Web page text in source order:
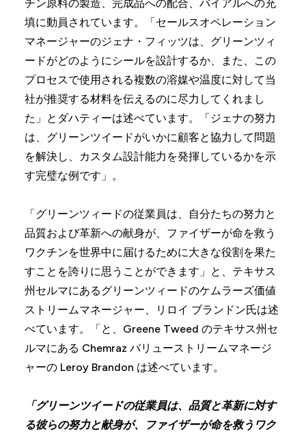
チン原料の製造、完成品への配合、バイアルへの充
填に動員されています。「セールスオペレーション
マネージャーのジェナ・フィッツは、グリーンツィ
ードがどのようにシールを設計するか、また、この
プロセスで使用される複数の溶媒や温度に対して当
社が推奨する材料を伝えるのに尽力してくれまし
た」とダハティーは述べています。「ジェナの努力
は、グリーンツイードがいかに顧客と協力して問題
を解決し、カスタム設計能力を発揮しているかを示
す完璧な例です」。
「グリーンツィードの従業員は、自分たちの努力と
品質および革新への献身が、ファイザーが命を救う
ワクチンを世界中に届けるために大きな役割を果た
すことを誇りに思うことができます」と、テキサス
州セルマにあるグリーンツィードのケムラーズ価値
ストリームマネージャー、リロイ ブランドン氏は述
べています。「と、Greene Tweed のテキサス州セ
ルマにある Chemraz バリューストリームマネージ
ャーの Leroy Brandon は述べています。
「グリーンツイードの従業員は、品質と革新に対す
る彼らの努力と献身が、ファイザーが命を救うワク